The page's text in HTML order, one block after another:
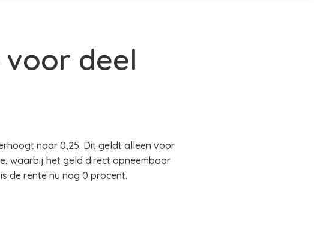
deel
naar 0,25. Dit geldt alleen voor
waarbij het geld direct opneembaar
de rente nu nog 0 procent.